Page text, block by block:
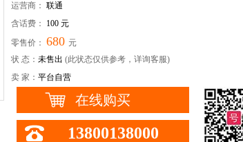
运营商： 联通
含话费： 100 元
零售价： 680 元
状 态： 未售出 (此状态仅供参考，详询客服)
卖 家： 平台自营
在线购买
13800138000